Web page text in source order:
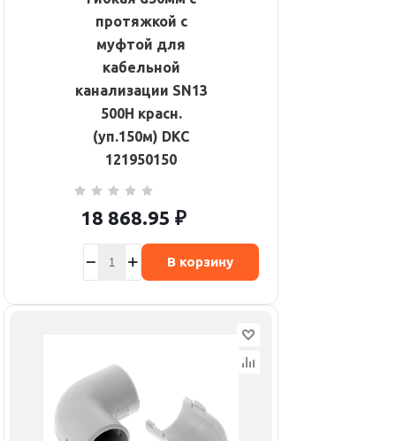
протяжкой с
муфтой для
кабельной
канализации SN13
500Н красн.
(уп.150м) DKC
121950150
18 868.95 ₽
В корзину